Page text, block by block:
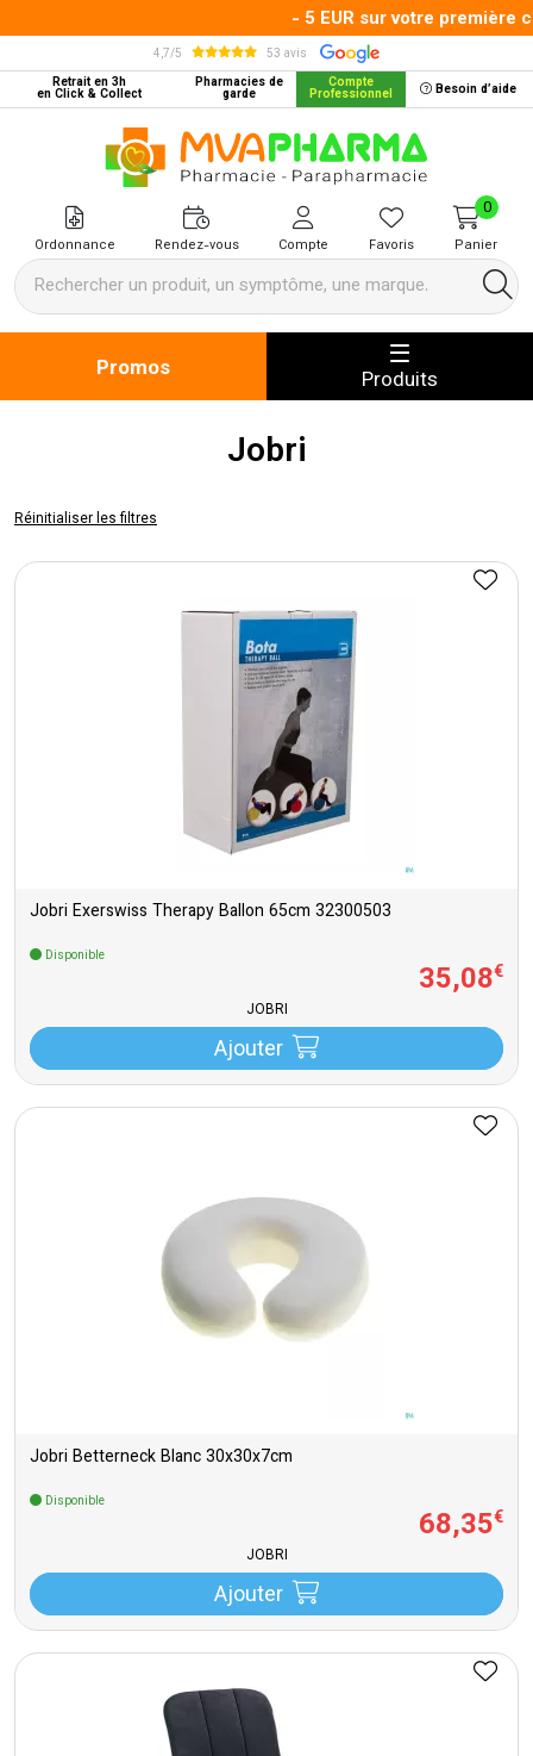
- 5 EUR sur votre première
4,7/5
53 avis
Retrait en 3h
en Click & Collect
Pharmacies de
garde
Compte
Professionnel Besoin d’aide
MVA Pharma Votre pharmacie
Ordonnance Rendez-vous Compte Favoris Panier
0
Promos Produits
Jobri
Réinitialiser les filtres
Jobri Exerswiss Therapy Ballon 65cm 32300503
Disponible
35,08€
JOBRI
Ajouter
Jobri Betterneck Blanc 30x30x7cm
Disponible
68,35€
JOBRI
Ajouter